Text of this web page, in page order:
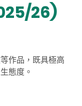
26)
作品，既具極高
態度。